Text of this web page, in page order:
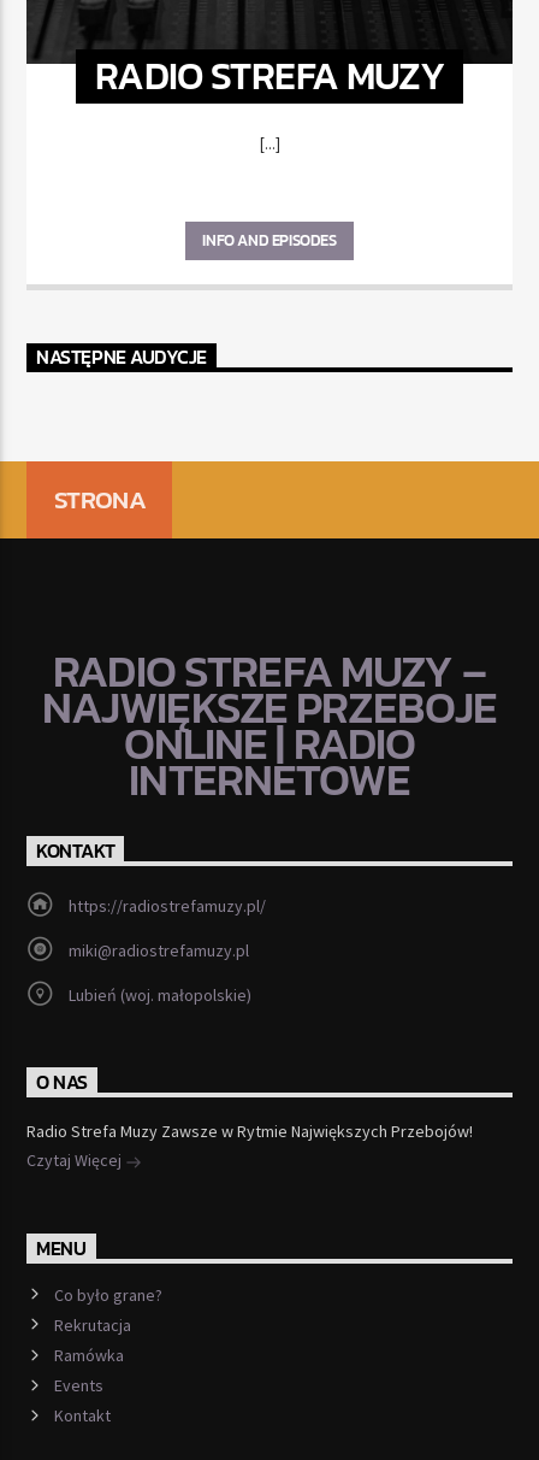
RADIO STREFA MUZY
[...]
INFO AND EPISODES
NASTĘPNE AUDYCJE
STRONA
RADIO STREFA MUZY –
NAJWIĘKSZE PRZEBOJE
ONLINE | RADIO
INTERNETOWE
KONTAKT
https://radiostrefamuzy.pl/
miki@radiostrefamuzy.pl
Lubień (woj. małopolskie)
O NAS
Radio Strefa Muzy Zawsze w Rytmie Największych Przebojów!
Czytaj Więcej
MENU
Co było grane?
Rekrutacja
Ramówka
Events
Kontakt